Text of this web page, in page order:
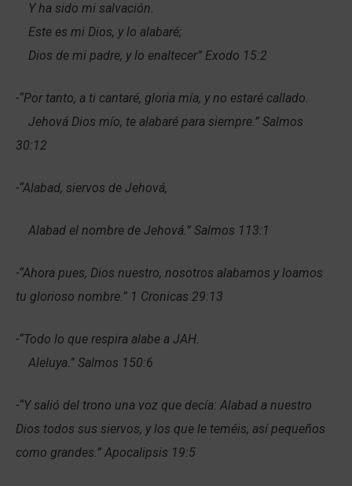
Y ha sido mi salvación.
Este es mi Dios, y lo alabaré;
Dios de mi padre, y lo enaltecer” Exodo 15:2
-“Por tanto, a ti cantaré, gloria mía, y no estaré callado.
Jehová Dios mío, te alabaré para siempre.” Salmos
30:12
-“Alabad, siervos de Jehová,
Alabad el nombre de Jehová.” Salmos 113:1
-“Ahora pues, Dios nuestro, nosotros alabamos y loamos
tu glorioso nombre.” 1 Cronicas 29:13
-“Todo lo que respira alabe a JAH.
Aleluya.” Salmos 150:6
-“Y salió del trono una voz que decía: Alabad a nuestro
Dios todos sus siervos, y los que le teméis, así pequeños
como grandes.” Apocalipsis 19:5